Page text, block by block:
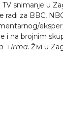
snimanje u
za BBC,
i na brojnim
i Irma. Živi u